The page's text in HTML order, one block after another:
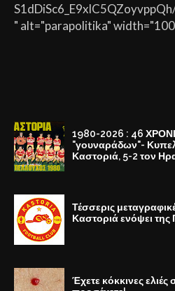
" alt="parapolitika"
1980-2026 : 46
"γουναράδων"-
Καστοριά, 5-2 τον
Τέσσερις
Καστοριά ενόψει της
Έχετε κόκκινες